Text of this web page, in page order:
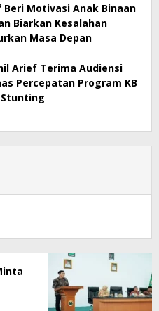
Beri Motivasi Anak Binaan
Biarkan Kesalahan
Masa Depan
Arief Terima Audiensi
Percepatan Program KB